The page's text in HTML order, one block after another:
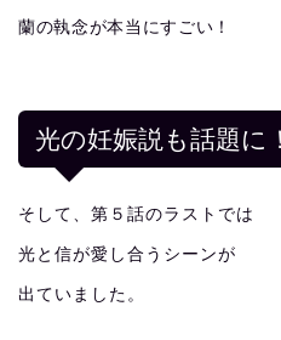
蘭の執念が本当にすごい！
光の妊娠説も話題に！
そして、第５話のラストでは
光と信が愛し合うシーンが
出ていました。